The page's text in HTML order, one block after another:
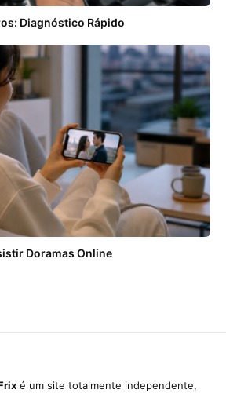
Diagnóstico Rápido
Doramas Online
é um site totalmente independente,